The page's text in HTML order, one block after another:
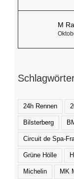
M
24h Rennen
Bilsterberg
Circuit de Spa-
Grüne Hölle
Michelin MK